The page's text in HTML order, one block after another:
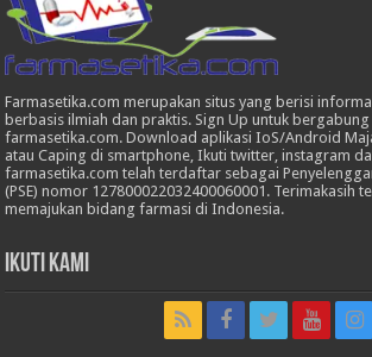
Farmasetika.com merupakan situs yang berisi
berbasis ilmiah dan praktis. Sign Up untuk
farmasetika.com. Download aplikasi IoS/Android
atau Caping di smartphone, Ikuti twitter, instagram
farmasetika.com telah terdaftar sebagai
(PSE) nomor 127800022032400060001. Terimakasih
memajukan bidang farmasi di Indonesia.
Ikuti Kami